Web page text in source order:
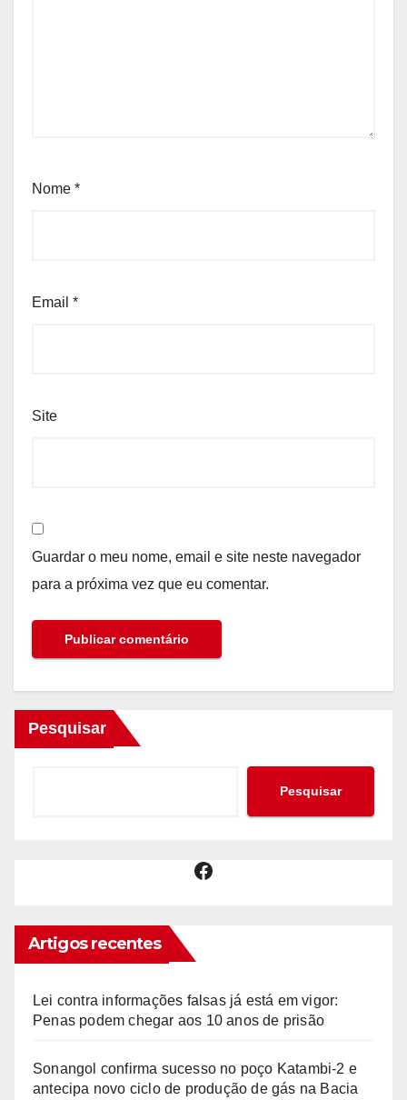
Nome *
Email *
Site
Guardar o meu nome, email e site neste navegador
para a próxima vez que eu comentar.
Pesquisar
Pesquisar
Facebook
Artigos recentes
Lei contra informações falsas já está em vigor:
Penas podem chegar aos 10 anos de prisão
Sonangol confirma sucesso no poço Katambi-2 e
antecipa novo ciclo de produção de gás na Bacia